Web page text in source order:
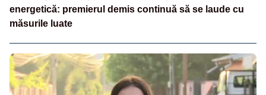
energetică: premierul demis continuă să se laude cu
măsurile luate